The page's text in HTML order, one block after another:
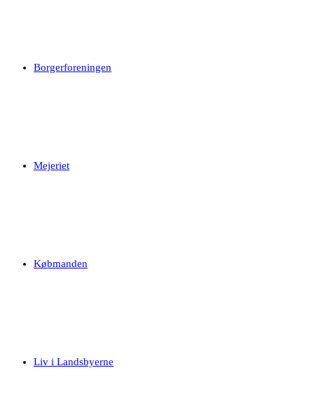
Borgerforeningen
Mejeriet
Købmanden
Liv i Landsbyerne